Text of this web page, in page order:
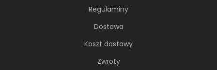
Regulaminy
Dostawa
Koszt dostawy
Zwroty